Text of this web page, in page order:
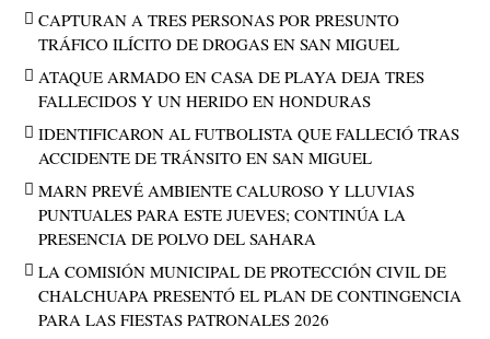
CAPTURAN A TRES PERSONAS POR PRESUNTO
TRÁFICO ILÍCITO DE DROGAS EN SAN MIGUEL
ATAQUE ARMADO EN CASA DE PLAYA DEJA TRES
FALLECIDOS Y UN HERIDO EN HONDURAS
IDENTIFICARON AL FUTBOLISTA QUE FALLECIÓ TRAS
ACCIDENTE DE TRÁNSITO EN SAN MIGUEL
MARN PREVÉ AMBIENTE CALUROSO Y LLUVIAS
PUNTUALES PARA ESTE JUEVES; CONTINÚA LA
PRESENCIA DE POLVO DEL SAHARA
LA COMISIÓN MUNICIPAL DE PROTECCIÓN CIVIL DE
CHALCHUAPA PRESENTÓ EL PLAN DE CONTINGENCIA
PARA LAS FIESTAS PATRONALES 2026